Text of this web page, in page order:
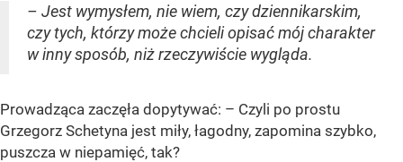
– Jest wymysłem, nie wiem, czy dziennikarskim,
czy tych, którzy może chcieli opisać mój charakter
w inny sposób, niż rzeczywiście wygląda.
Prowadząca zaczęła dopytywać: – Czyli po prostu
Grzegorz Schetyna jest miły, łagodny, zapomina szybko,
puszcza w niepamięć, tak?